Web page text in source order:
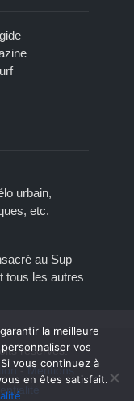
urbain,
etc.
au Sup
tous les autres
réservés.
-Mentions
la meilleure
vos
vous continuez à
en êtes satisfait.